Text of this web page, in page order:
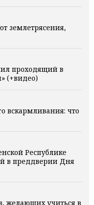
землетрясения,
проходящий в
(+видео)
вскармливания: что
Республике
в преддверии Дня
желающих учиться в